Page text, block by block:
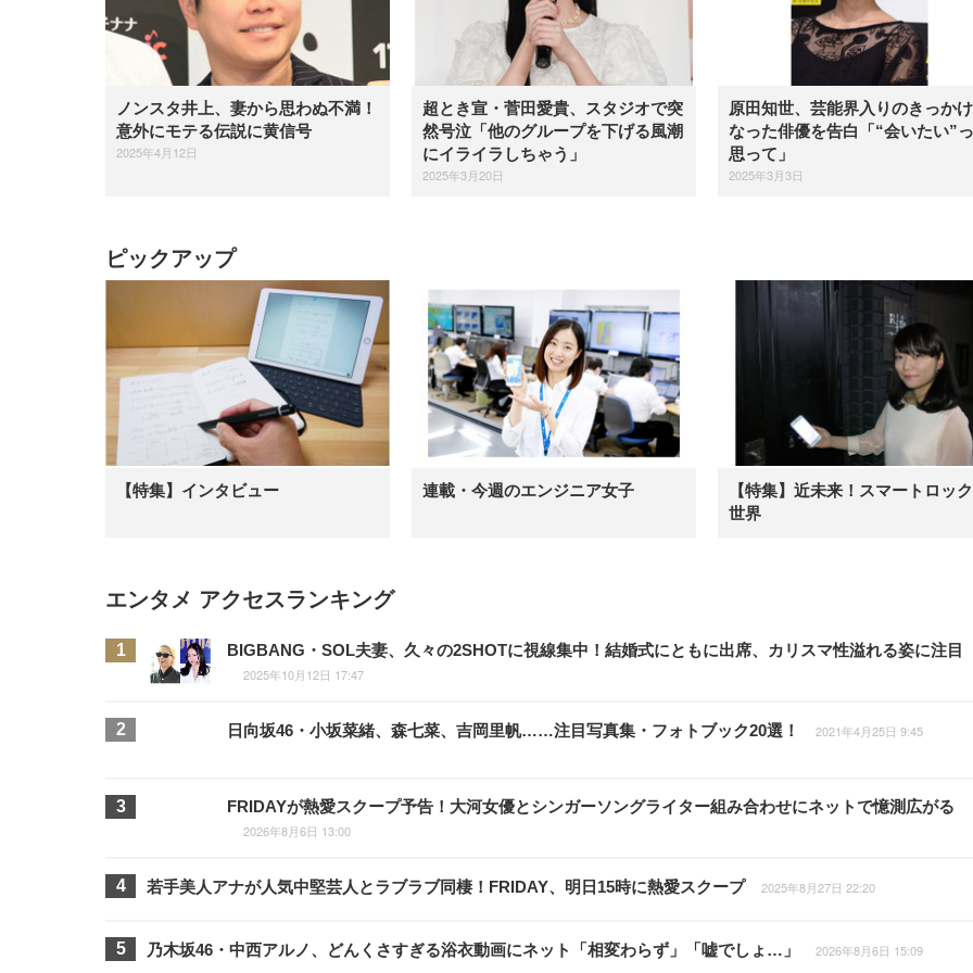
ノンスタ井上、妻から思わぬ不満！
意外にモテる伝説に黄信号
2025年4月12日
超とき宣・菅田愛貴、スタジオで突
然号泣「他のグループを下げる風潮
にイライラしちゃう」
2025年3月20日
原田知世、芸能界入りのきっか
なった俳優を告白「“会いたい”
思って」
2025年3月3日
ピックアップ
【特集】インタビュー 連載・今週のエンジニア女子
【特集】近未来！スマートロッ
世界
エンタメ アクセスランキング
BIGBANG・SOL夫妻、久々の2SHOTに視線集中！結婚式にともに出席、カリスマ性溢れる姿に注目
2025年10月12日 17:47
日向坂46・小坂菜緒、森七菜、吉岡里帆……注目写真集・フォトブック20選！ 2021年4月25日 9:45
FRIDAYが熱愛スクープ予告！大河女優とシンガーソングライター組み合わせにネットで憶測広がる
2026年8月6日 13:00
若手美人アナが人気中堅芸人とラブラブ同棲！FRIDAY、明日15時に熱愛スクープ 2025年8月27日 22:20
乃木坂46・中西アルノ、どんくさすぎる浴衣動画にネット「相変わらず」「嘘でしょ…」 2026年8月6日 15:09